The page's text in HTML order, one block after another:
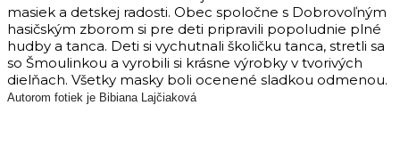
masiek a detskej radosti. Obec spoločne s Dobrovoľným
hasičským zborom si pre deti pripravili popoludnie plné
hudby a tanca. Deti si vychutnali školičku tanca, stretli sa
so Šmoulinkou a vyrobili si krásne výrobky v tvorivých
dielňach. Všetky masky boli ocenené sladkou odmenou.
Autorom fotiek je Bibiana Lajčiaková